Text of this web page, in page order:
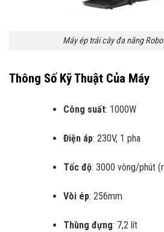
Máy ép trái cây đa năng
Thông Số Kỹ Thuật Của Máy
Công suất: 1000W
Điện áp: 230V, 1 pha
Tốc độ: 3000 vòng/phút
Vòi ép: 256mm
Thùng đựng: 7,2 lít